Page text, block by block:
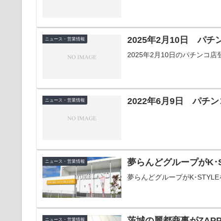
ニュース・営業情報 2025年2月10日 パチ
2025年2月10日のパチンコ店
ニュース・営業情報 2022年6月9日 パチン
ニュース・営業情報 夢らんどグループがK
夢らんどグループがK･
ニュース・営業情報